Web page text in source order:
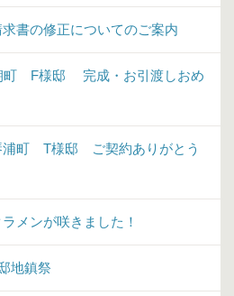
書の修正についてのご案内
F様邸 完成・お引渡しおめ
町 T様邸 ご契約ありがとう
メンが咲きました！
地鎮祭